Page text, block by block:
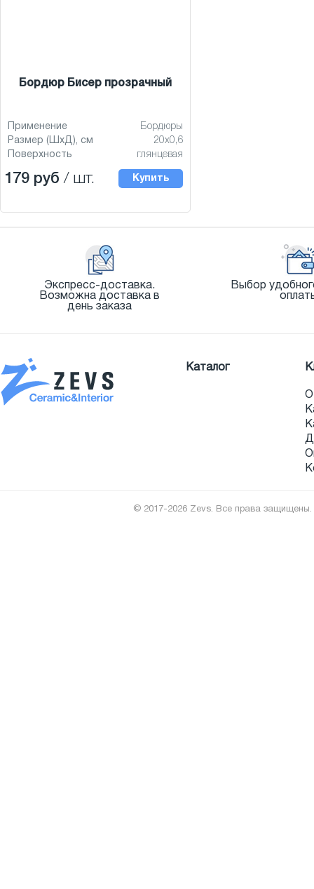
Бордюр Бисер прозрачный
Применение
Бордюры
Размер (ШхД), см
20x0,6
Поверхность
глянцевая
179 руб / шт. Купить
Экспресс-доставка.
Возможна доставка в
день заказа
Выбор
Каталог
О
© 2017-2026 Zevs. Все права